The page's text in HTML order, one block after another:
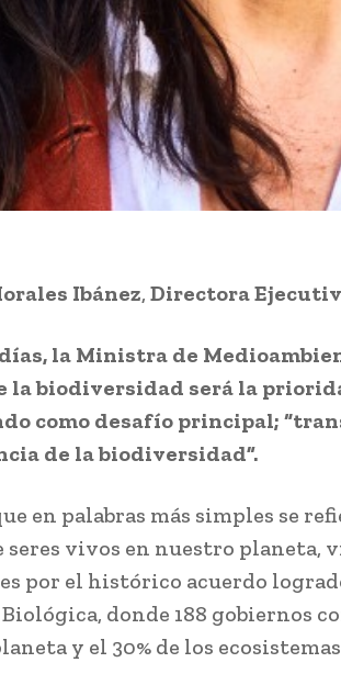
Ibánez, Directora
la Ministra de
la biodiversidad será la
como desafío principal;
de la biodiversidad”.
en palabras más simples se
seres vivos en nuestro planeta,
por el histórico acuerdo
donde 188 gobiernos
y el 30% de los